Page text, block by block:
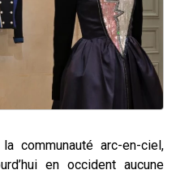
communauté arc-en-ciel,
en occident aucune